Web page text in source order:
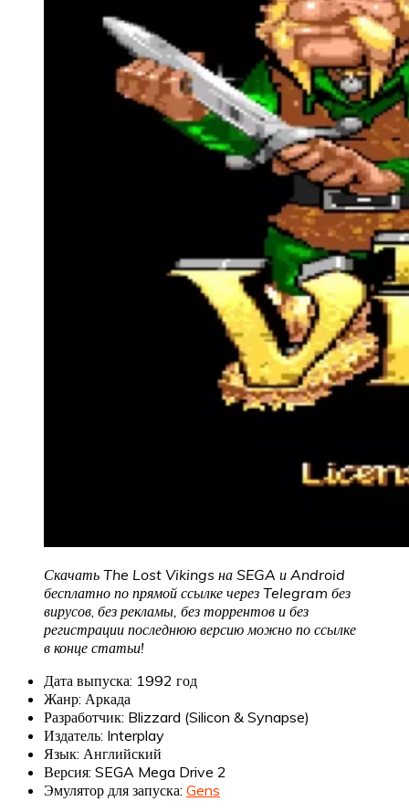
Скачать The Lost Vikings на SEGA и Android
бесплатно по прямой ссылке через Telegram без
вирусов без рекламы, без торрентов и без
регистрации последнюю версию можно по ссылке
в конце статьи!
Дата выпуска: 1992 год
Жанр: Аркада
Разработчик: Blizzard (Silicon & Synapse)
Издатель: Interplay
Язык: Английский
Версия: SEGA Mega Drive 2
Эмулятор для запуска: Gens